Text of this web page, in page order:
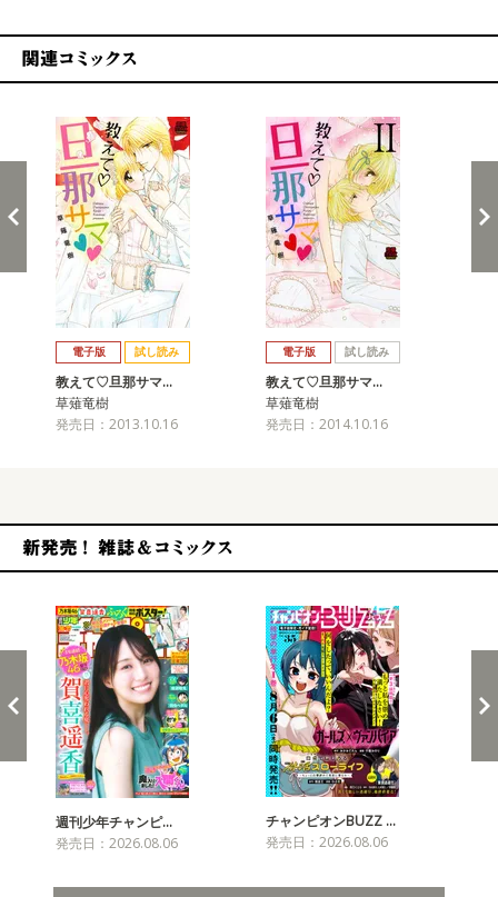
電子版 試し読み
教えて♡旦那サマ…
草薙竜樹
発売日：2013.10.16
電子版 試し読み
教えて♡旦那サマ…
草薙竜樹
発売日：2014.10.16
週刊少年チャンピ…
発売日：2026.08.06
チャンピオンBUZZ …
発売日：2026.08.06